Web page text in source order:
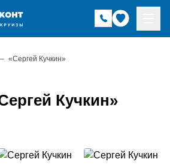
«Сергей Кучкин»
Кучкин»